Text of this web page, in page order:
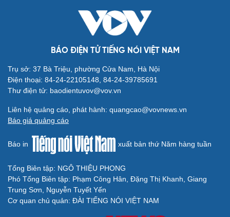
BÁO ĐIỆN TỬ TIẾNG NÓI VIỆT NAM
Trụ sở: 37 Bà Triệu, phường Cửa Nam, Hà Nội
Điện thoại: 84-24-22105148, 84-24-39785691
Thư điện tử: baodientuvov@vov.vn
Liên hệ quảng cáo, phát hành: quangcao@vovnews.vn
Báo giá quảng cáo
Báo in xuất bản thứ Năm hàng tuần
Tổng Biên tập: NGÔ THIỆU PHONG
Phó Tổng Biên tập: Phạm Công Hân, Đặng Thị Khanh, Giang
Trung Sơn, Nguyễn Tuyết Yến
Cơ quan chủ quản: ĐÀI TIẾNG NÓI VIỆT NAM